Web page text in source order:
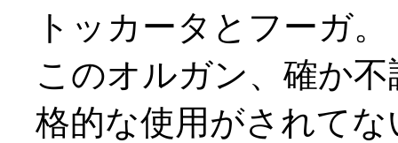
トッカータとフーガ。
このオルガン、確か
格的な使用がされて